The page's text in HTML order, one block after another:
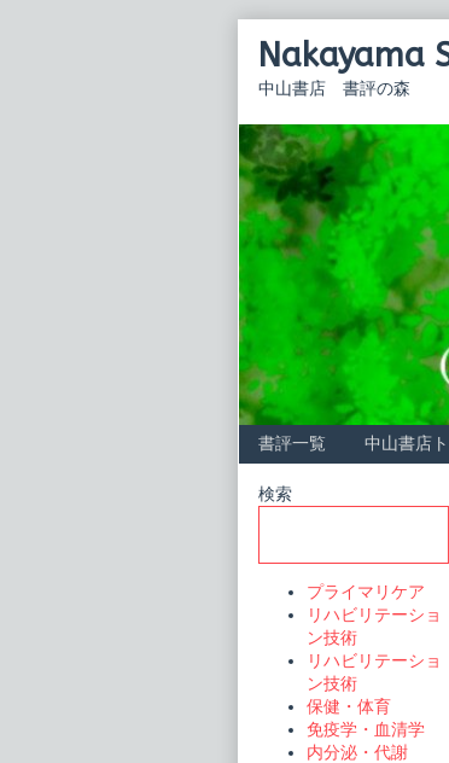
Nakayama
中山書店 書評の森
書評一覧 中山書店
Primary
検索
プライマリケア
リハビリテーショ
ン技術
リハビリテーショ
ン技術
保健・体育
免疫学・血清学
内分泌・代謝